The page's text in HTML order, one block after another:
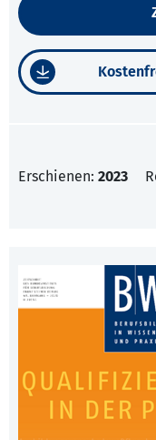
Erschienen: 2023